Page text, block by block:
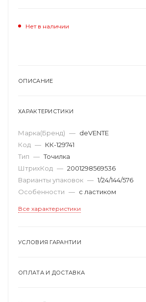
Нет в наличии
ОПИСАНИЕ
ХАРАКТЕРИСТИКИ
Марка(Бренд) — deVENTE
Код — КК-129741
Тип — Точилка
ШтрихКод — 2001298569536
Варианты упаковок — 1/24/144/576
Особенности — с ластиком
Все характеристики
УСЛОВИЯ ГАРАНТИИ
ОПЛАТА И ДОСТАВКА